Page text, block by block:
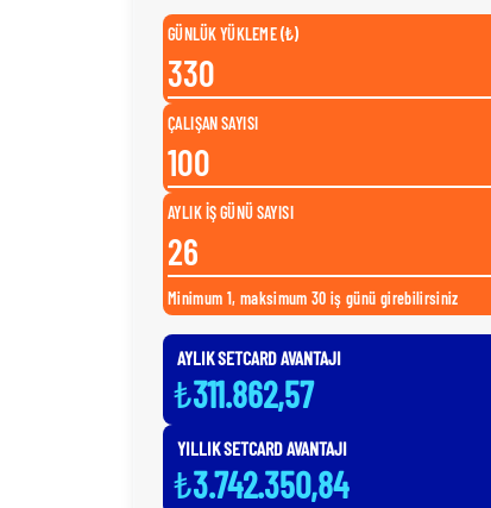
GÜNLÜK YÜKLEME (₺)
ÇALIŞAN SAYISI
AYLIK İŞ GÜNÜ SAYISI
Minimum 1, maksimum 30 iş günü girebilirsiniz
AYLIK SETCARD AVANTAJI
₺311.862,57
YILLIK SETCARD AVANTAJI
₺3.742.350,84